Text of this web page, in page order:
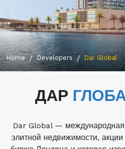
Home Developers Dar Global
ДАР
Dar Global — международная
элитной недвижимости,